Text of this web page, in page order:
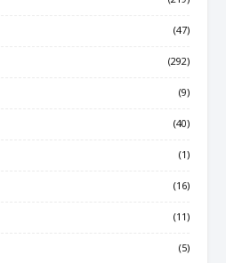
(47)
(292)
(9)
(40)
(1)
(16)
(11)
(5)